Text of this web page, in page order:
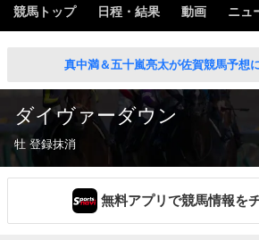
競馬トップ 日程・結果 動画 ニュ
真中満＆五十嵐亮太が佐賀競馬予想
ダイヴァーダウン
牡 登録抹消
無料アプリで競馬情報を